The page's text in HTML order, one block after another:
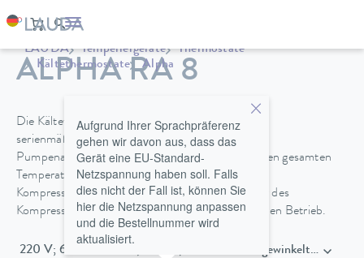
LAUDA Temperiergeräte
Thermostate
Kältethermostate
Alpha
ALPHA RA 8
Die Kältethermostate RA 8, RA 12 und RA 24 mit
serienmäßig enthaltenen Baddeckeln und
Pumpenanschlüssen ermöglichen Kühlung über den gesamten
Temperaturbereich von -25 bis 100 °C. Eine
Kompressorautomatik verlängert die Lebensdauer des
Kompressors und ermöglicht einen kostensparenden Betrieb.
220 V; 60 Hz / 230 V; 50 Hz , Netzkabel mit
Aufgrund Ihrer Sprachpräferenz
gehen wir davon aus, dass das
Gerät eine EU-Standard-
Netzspannung haben soll. Falls
dies nicht der Fall ist, können Sie
hier die Netzspannung anpassen
und die Bestellnummer wird
aktualisiert.